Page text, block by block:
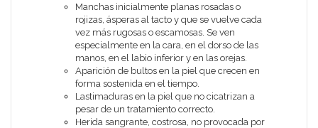
Manchas inicialmente planas rosadas o
rojizas, ásperas al tacto y que se vuelve cada
vez más rugosas o escamosas. Se ven
especialmente en la cara, en el dorso de las
manos, en el labio inferior y en las orejas.
Aparición de bultos en la piel que crecen en
forma sostenida en el tiempo.
Lastimaduras en la piel que no cicatrizan a
pesar de un tratamiento correcto.
Herida sangrante, costrosa, no provocada por